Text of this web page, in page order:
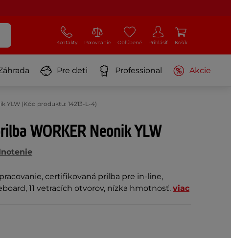
Kontakty Porovnanie Obľúbené Prihlásiť Košík
Pre deti Professional Akcie
YLW (Kód produktu: 14213-L-4)
WORKER Neonik YLW
certifikovaná prilba pre in-line,
11 vetracích otvorov, nízka hmotnosť. viac